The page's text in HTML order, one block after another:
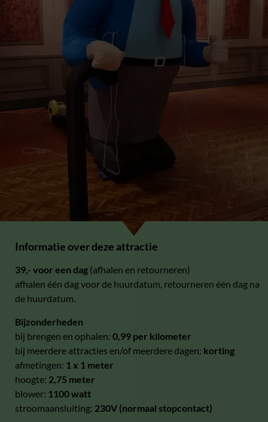
Informatie over deze attractie
39,- voor een dag (afhalen en retourneren)
afhalen één dag voor de huurdatum, retourneren één dag na
de huurdatum.
Bijzonderheden
bij brengen en ophalen: 0,99 per kilometer
bij meerdere attracties en/of meerdere dagen: korting
afmetingen: 1 x 1 meter
hoogte: 2,75 meter
blower: 1100 watt
stroomaansluiting: 230V (normaal stopcontact)